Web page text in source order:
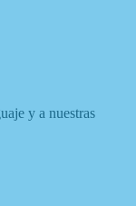
y a nuestras